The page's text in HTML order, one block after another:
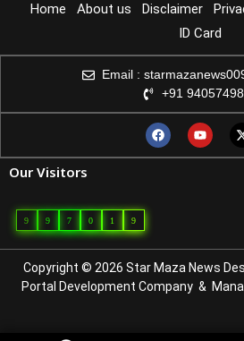
Home About us Disclaimer
ID Card
Email :
+91
Our Visitors
9 9 7 0 1 9
Copyright © 2026 Star Maza News
Portal Development Company &